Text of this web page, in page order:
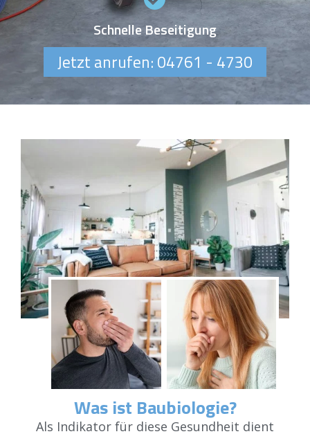
Schnelle Beseitigung
Jetzt anrufen: 04761 - 4730
Was ist Baubiologie?
Als Indikator für diese Gesundheit dient